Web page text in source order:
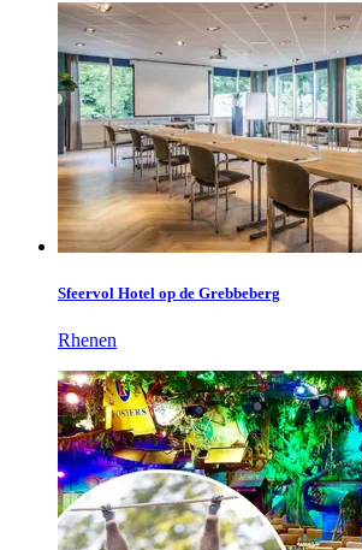
Sfeervol Hotel op de Grebbeberg
Rhenen